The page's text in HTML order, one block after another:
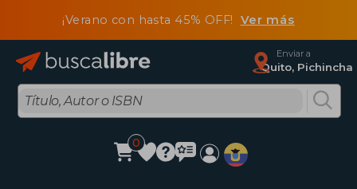
¡Verano con hasta 45% OFF! Ver más
Enviar a
Quito, Pichincha
0